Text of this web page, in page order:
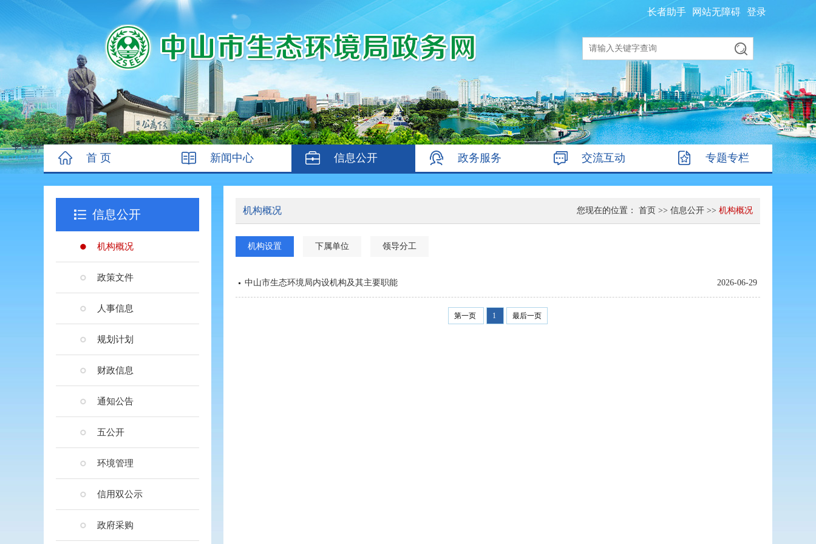
登录
网站无障碍
长者助手
首 页 新闻中心 信息公开 政务服务 交流互动 专题专栏
信息公开
机构概况
政策文件
人事信息
规划计划
财政信息
通知公告
五公开
环境管理
信用双公示
政府采购
机构概况 您现在的位置： 首页 >> 信息公开 >> 机构概况
机构设置 下属单位 领导分工
2026-06-29
中山市生态环境局内设机构及其主要职能
第一页 1 最后一页